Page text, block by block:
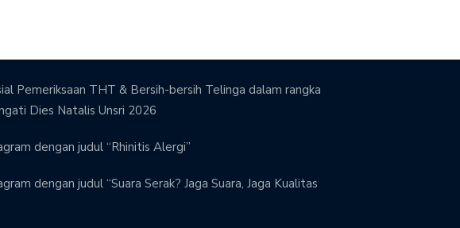
Pemeriksaan THT & Bersih-bersih Telinga dalam rangka
Dies Natalis Unsri 2026
dengan judul “Rhinitis Alergi”
dengan judul “Suara Serak? Jaga Suara, Jaga Kualitas